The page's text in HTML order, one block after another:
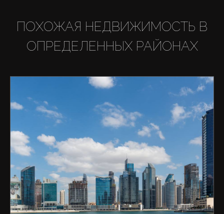
ПОХОЖАЯ НЕДВИЖИМОСТЬ В
ОПРЕДЕЛЕННЫХ РАЙОНАХ